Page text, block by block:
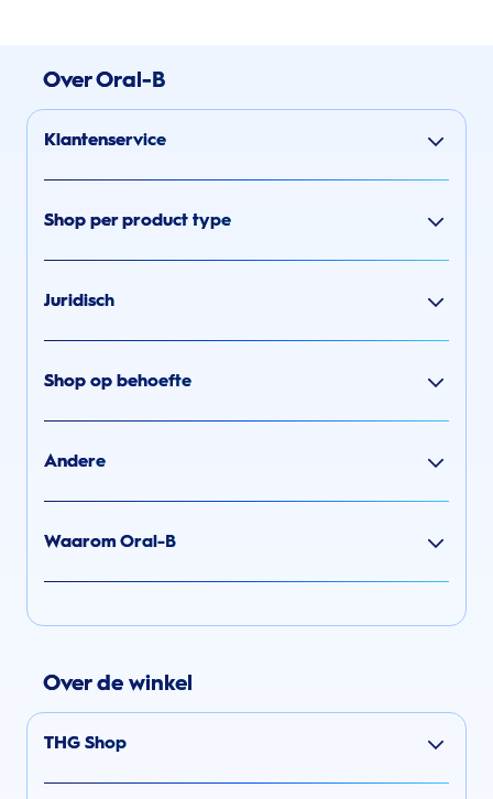
Over Oral-B
Klantenservice
Shop per product type
Juridisch
Shop op behoefte
Andere
Waarom Oral-B
Over de winkel
THG Shop